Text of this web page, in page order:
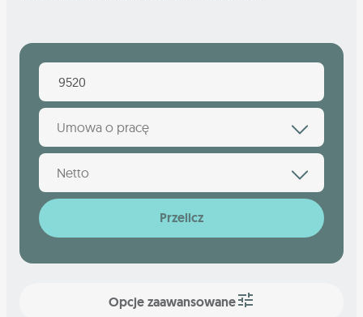
Umowa o pracę
Netto
Przelicz
Opcje zaawansowane